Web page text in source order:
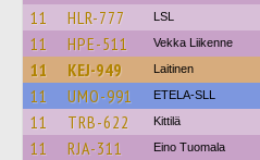
11 HLR-777 LSL
11 HPE-511 Vekka Liikenne
11 KEJ-949 Laitinen
11 UMO-991 ETELA-SLL
11 TRB-622 Kittilä
11 RJA-311 Eino Tuomala